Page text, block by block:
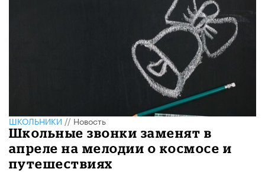
ШКОЛЬНИКИ//Новость
Школьные звонки заменят в
апреле на мелодии о космосе и
путешествиях